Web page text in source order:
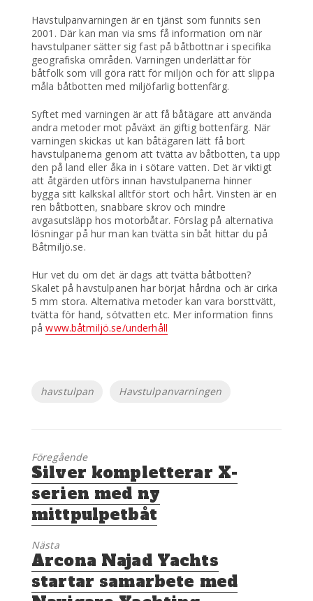
Havstulpanvarningen är en tjänst som funnits sen
2001. Där kan man via sms få information om när
havstulpaner sätter sig fast på båtbottnar i specifika
geografiska områden. Varningen underlättar för
båtfolk som vill göra rätt för miljön och för att slippa
måla båtbotten med miljöfarlig bottenfärg.
Syftet med varningen är att få båtägare att använda
andra metoder mot påväxt än giftig bottenfärg. När
varningen skickas ut kan båtägaren lätt få bort
havstulpanerna genom att tvätta av båtbotten, ta upp
den på land eller åka in i sötare vatten. Det är viktigt
att åtgärden utförs innan havstulpanerna hinner
bygga sitt kalkskal alltför stort och hårt. Vinsten är en
ren båtbotten, snabbare skrov och mindre
avgasutsläpp hos motorbåtar. Förslag på alternativa
lösningar på hur man kan tvätta sin båt hittar du på
Båtmiljö.se.
Hur vet du om det är dags att tvätta båtbotten?
Skalet på havstulpanen har börjat hårdna och är cirka
5 mm stora. Alternativa metoder kan vara borsttvätt,
tvätta för hand, sötvatten etc. Mer information finns
påwww.båtmiljö.se/underhåll
Etiketter
havstulpan Havstulpanvarningen
Föregående
Föregående
inlägg:
Silver kompletterar X-
serien med ny
mittpulpetbåt
Nästa
Nästa
inlägg:
Arcona Najad Yachts
startar samarbete med